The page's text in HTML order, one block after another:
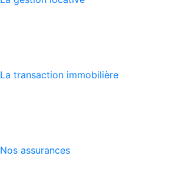
La transaction immobilière
Nos assurances